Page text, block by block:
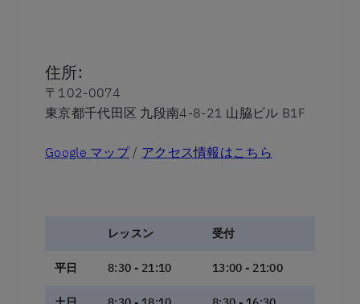
住所:
〒102-0074
東京都千代田区 九段南4-8-21 山脇ビル B1F
Google マップ/ アクセス情報はこちら
レッスン 受付
平日 8:30 - 21:10 13:00 - 21:00